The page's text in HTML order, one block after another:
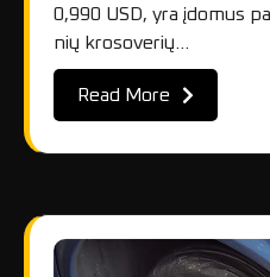
0,990 USD, yra įdomus
nių krosoverių…
Read More